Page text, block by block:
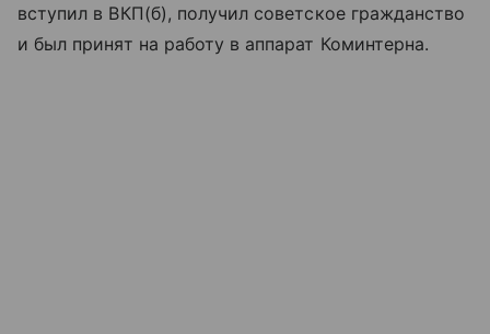
вступил в ВКП(б), получил советское гражданство
и был принят на работу в аппарат Коминтерна.